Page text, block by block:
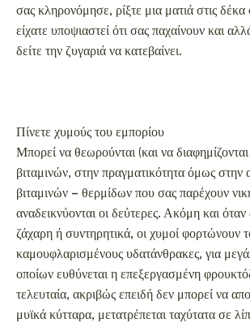
βιταμινών – θερμίδων που σας παρέχουν
αναδεικνύονται οι δεύτερες. Ακόμη και
ζάχαρη ή συντηρητικά, οι χυμοί φορτώνουν
μυϊκά κύτταρα, μετατρέπεται ταχύτατα σε
Αν διψάτε πιείτε νερό ή πράσινο τσάι, αν
στύψτε μόνοι σας φυσικό χυμό από φρέσκα
στο γραφείο και δεν έχετε μαζί σας φρέσκα
συμπλήρωμα βιταμινών –θα σας δώσει τις
χρειάζεστε, χωρίς τις θερμίδες του χυμού.
Πίνετε συστηματικά αλκοόλ
Αν βιαστήκατε να απαντήσετε πως